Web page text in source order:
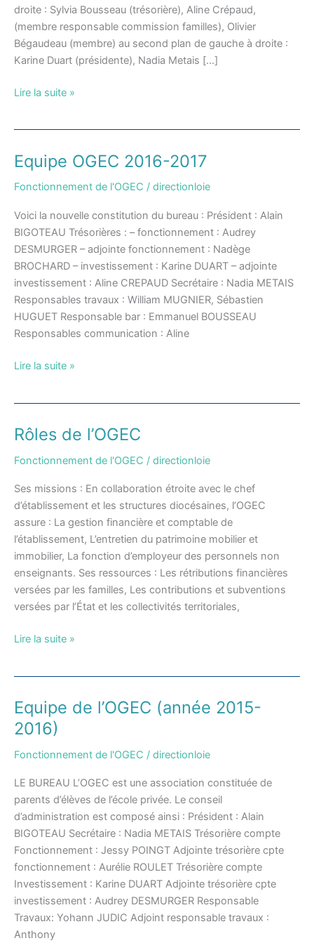
droite : Sylvia Bousseau (trésorière), Aline Crépaud,
(membre responsable commission familles), Olivier
Bégaudeau (membre) au second plan de gauche à droite :
Karine Duart (présidente), Nadia Metais […]
Lire la suite »
Equipe OGEC 2016-2017
Fonctionnement de l'OGEC / directionloie
Voici la nouvelle constitution du bureau : Président : Alain
BIGOTEAU Trésorières : – fonctionnement : Audrey
DESMURGER – adjointe fonctionnement : Nadège
BROCHARD – investissement : Karine DUART – adjointe
investissement : Aline CREPAUD Secrétaire : Nadia METAIS
Responsables travaux : William MUGNIER, Sébastien
HUGUET Responsable bar : Emmanuel BOUSSEAU
Responsables communication : Aline
Equipe
2016-
2017
Lire la suite »
Rôles de l’OGEC
Fonctionnement de l'OGEC / directionloie
Ses missions : En collaboration étroite avec le chef
d’établissement et les structures diocésaines, l’OGEC
assure : La gestion financière et comptable de
l’établissement, L’entretien du patrimoine mobilier et
immobilier, La fonction d’employeur des personnels non
enseignants. Ses ressources : Les rétributions financières
versées par les familles, Les contributions et subventions
versées par l’État et les collectivités territoriales,
Rôles
l’OGEC
Lire la suite »
Equipe de l’OGEC (année 2015-
2016)
Fonctionnement de l'OGEC / directionloie
LE BUREAU L’OGEC est une association constituée de
parents d’élèves de l’école privée. Le conseil
d’administration est composé ainsi : Président : Alain
BIGOTEAU Secrétaire : Nadia METAIS Trésorière compte
Fonctionnement : Jessy POINGT Adjointe trésorière cpte
fonctionnement : Aurélie ROULET Trésorière compte
Investissement : Karine DUART Adjointe trésorière cpte
investissement : Audrey DESMURGER Responsable
Travaux: Yohann JUDIC Adjoint responsable travaux :
Anthony
Equipe
de
l’OGEC
(année
2016)